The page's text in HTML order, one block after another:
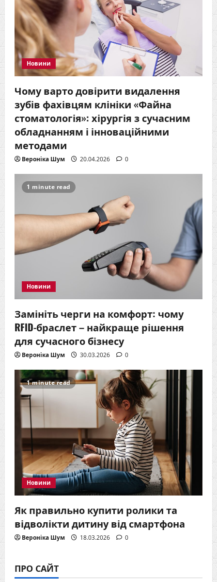
Новини
Чому варто довірити видалення
зубів фахівцям клініки «Файна
стоматологія»: хірургія з сучасним
обладнанням і інноваційними
методами
Вероніка Шум 20.04.2026 0
1 minute read
Новини
Замініть черги на комфорт: чому
RFID-браслет – найкраще рішення
для сучасного бізнесу
Вероніка Шум 30.03.2026 0
1 minute read
Новини
Як правильно купити ролики та
відволікти дитину від смартфона
Вероніка Шум 18.03.2026 0
ПРО САЙТ